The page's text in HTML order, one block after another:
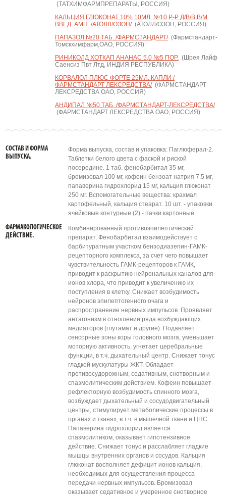
(ТАТХИМФАРМПРЕПАРАТЫ, РОССИЯ)
КАЛЬЦИЯ ГЛЮКОНАТ 10% 10МЛ. №10 Р-Р Д/В/В,В/М
ВВЕД. АМП. /АТОЛЛ/ОЗОН/(АТОЛЛ/ОЗОН, РОССИЯ)
ПАПАЗОЛ №20 ТАБ. /ФАРМСТАНДАРТ/(Фармстандарт-
Томскхимфарм,ОАО, РОССИЯ)
РИНИКОЛД ХОТКАП АНАНАС 5,0 №5 ПОР.(Шрея Лайф
Саенсиз Пвт Лтд, ИНДИЯ РЕСПУБЛИКА)
КОРВАЛОЛ ПЛЮС ФОРТЕ 25МЛ. КАПЛИ /
ФАРМСТАНДАРТ ЛЕКСРЕДСТВА/(ФАРМСТАНДАРТ
ЛЕКСРЕДСТВА ОАО, РОССИЯ)
АНДИПАЛ №50 ТАБ. /ФАРМСТАНДАРТ-ЛЕКСРЕДСТВА/
(ФАРМСТАНДАРТ ЛЕКСРЕДСТВА ОАО, РОССИЯ)
СОСТАВ И ФОРМА
ВЫПУСКА.
Форма выпуска, состав и упаковка: Паглюферал-2.
Таблетки белого цвета с фаской и риской
посередине. 1 таб. фенобарбитал 35 мг,
бромизовал 100 мг, кофеин бензоат натрия 7.5 мг,
папаверина гидрохлорид 15 мг, кальция глюконат
250 мг. Вспомогательные вещества: крахмал
картофельный, кальция стеарат. 10 шт. - упаковки
ячейковые контурные (2) - пачки картонные.
ФАРМАКОЛОГИЧЕСКОЕ
ДЕЙСТВИЕ.
Комбинированный противоэпилептический
препарат. Фенобарбитал взаимодействует с
барбитуратным участком бензодиазепин-ГАМК-
рецепторного комплекса, за счет чего повышает
чувствительность ГАМК-рецепторов к ГАМК,
приводит к раскрытию нейрональных каналов для
ионов хлора, что приводит к увеличению их
поступления в клетку. Снижает возбудимость
нейронов эпилептогенного очага и
распространение нервных импульсов. Проявляет
антагонизм в отношении ряда возбуждающих
медиаторов (глутамат и другие). Подавляет
сенсорные зоны коры головного мозга, уменьшает
моторную активность, угнетает церебральные
функции, в т.ч. дыхательный центр. Снижает тонус
гладкой мускулатуры ЖКТ. Обладает
противосудорожным, седативным, снотворным и
спазмолитическим действием. Кофеин повышает
рефлекторную возбудимость спинного мозга,
возбуждает дыхательный и сосудодвигательный
центры, стимулирует метаболические процессы в
органах и тканях, в т.ч. в мышечной ткани и ЦНС.
Папаверина гидрохлорид является
спазмолитиком, оказывает гипотензивное
действие. Снижает тонус и расслабляет гладкие
мышцы внутренних органов и сосудов. Кальция
глюконат восполняет дефицит ионов кальция,
необходимых для осуществления процесса
передачи нервных импульсов. Бромизовал
оказывает седативное и умеренное снотворное